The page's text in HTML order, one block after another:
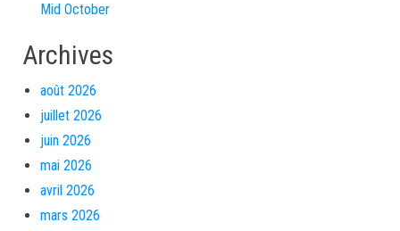
Mid October
Archives
août 2026
juillet 2026
juin 2026
mai 2026
avril 2026
mars 2026